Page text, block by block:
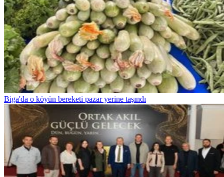
Biga'da o köyün bereketi pazar yerine taşındı